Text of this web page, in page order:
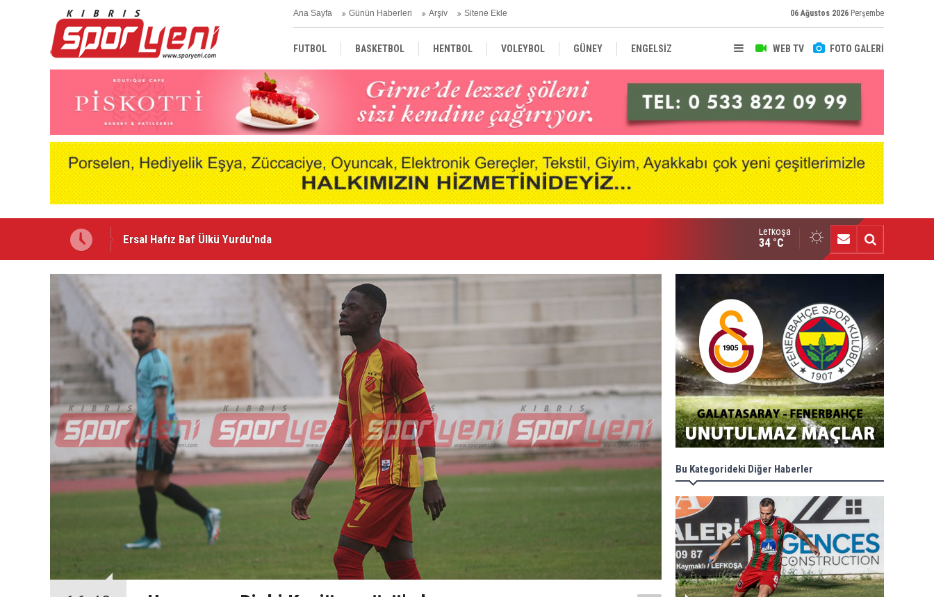
Ana Sayfa Günün Haberleri Arşiv Sitene Ekle 06 Ağustos 2026 Perşembe
WEB TV FOTO GALERİ
FUTBOL BASKETBOL HENTBOL VOLEYBOL GÜNEY ENGELSİZ
TÜRKİYE AVRUPA DÜNYA
Kulüpler Birliği'nde Redif Nurel dönemi Gençlik Gücü’nde Mali Genel Kurul yapıldı
Lefkoşa
34 °C
Bu Kategorideki Diğer Haberler